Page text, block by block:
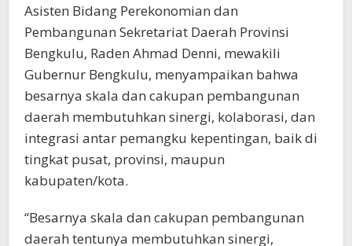
Asisten Bidang Perekonomian dan
Pembangunan Sekretariat Daerah Provinsi
Bengkulu, Raden Ahmad Denni, mewakili
Gubernur Bengkulu, menyampaikan bahwa
besarnya skala dan cakupan pembangunan
daerah membutuhkan sinergi, kolaborasi, dan
integrasi antar pemangku kepentingan, baik di
tingkat pusat, provinsi, maupun
kabupaten/kota.
“Besarnya skala dan cakupan pembangunan
daerah tentunya membutuhkan sinergi,